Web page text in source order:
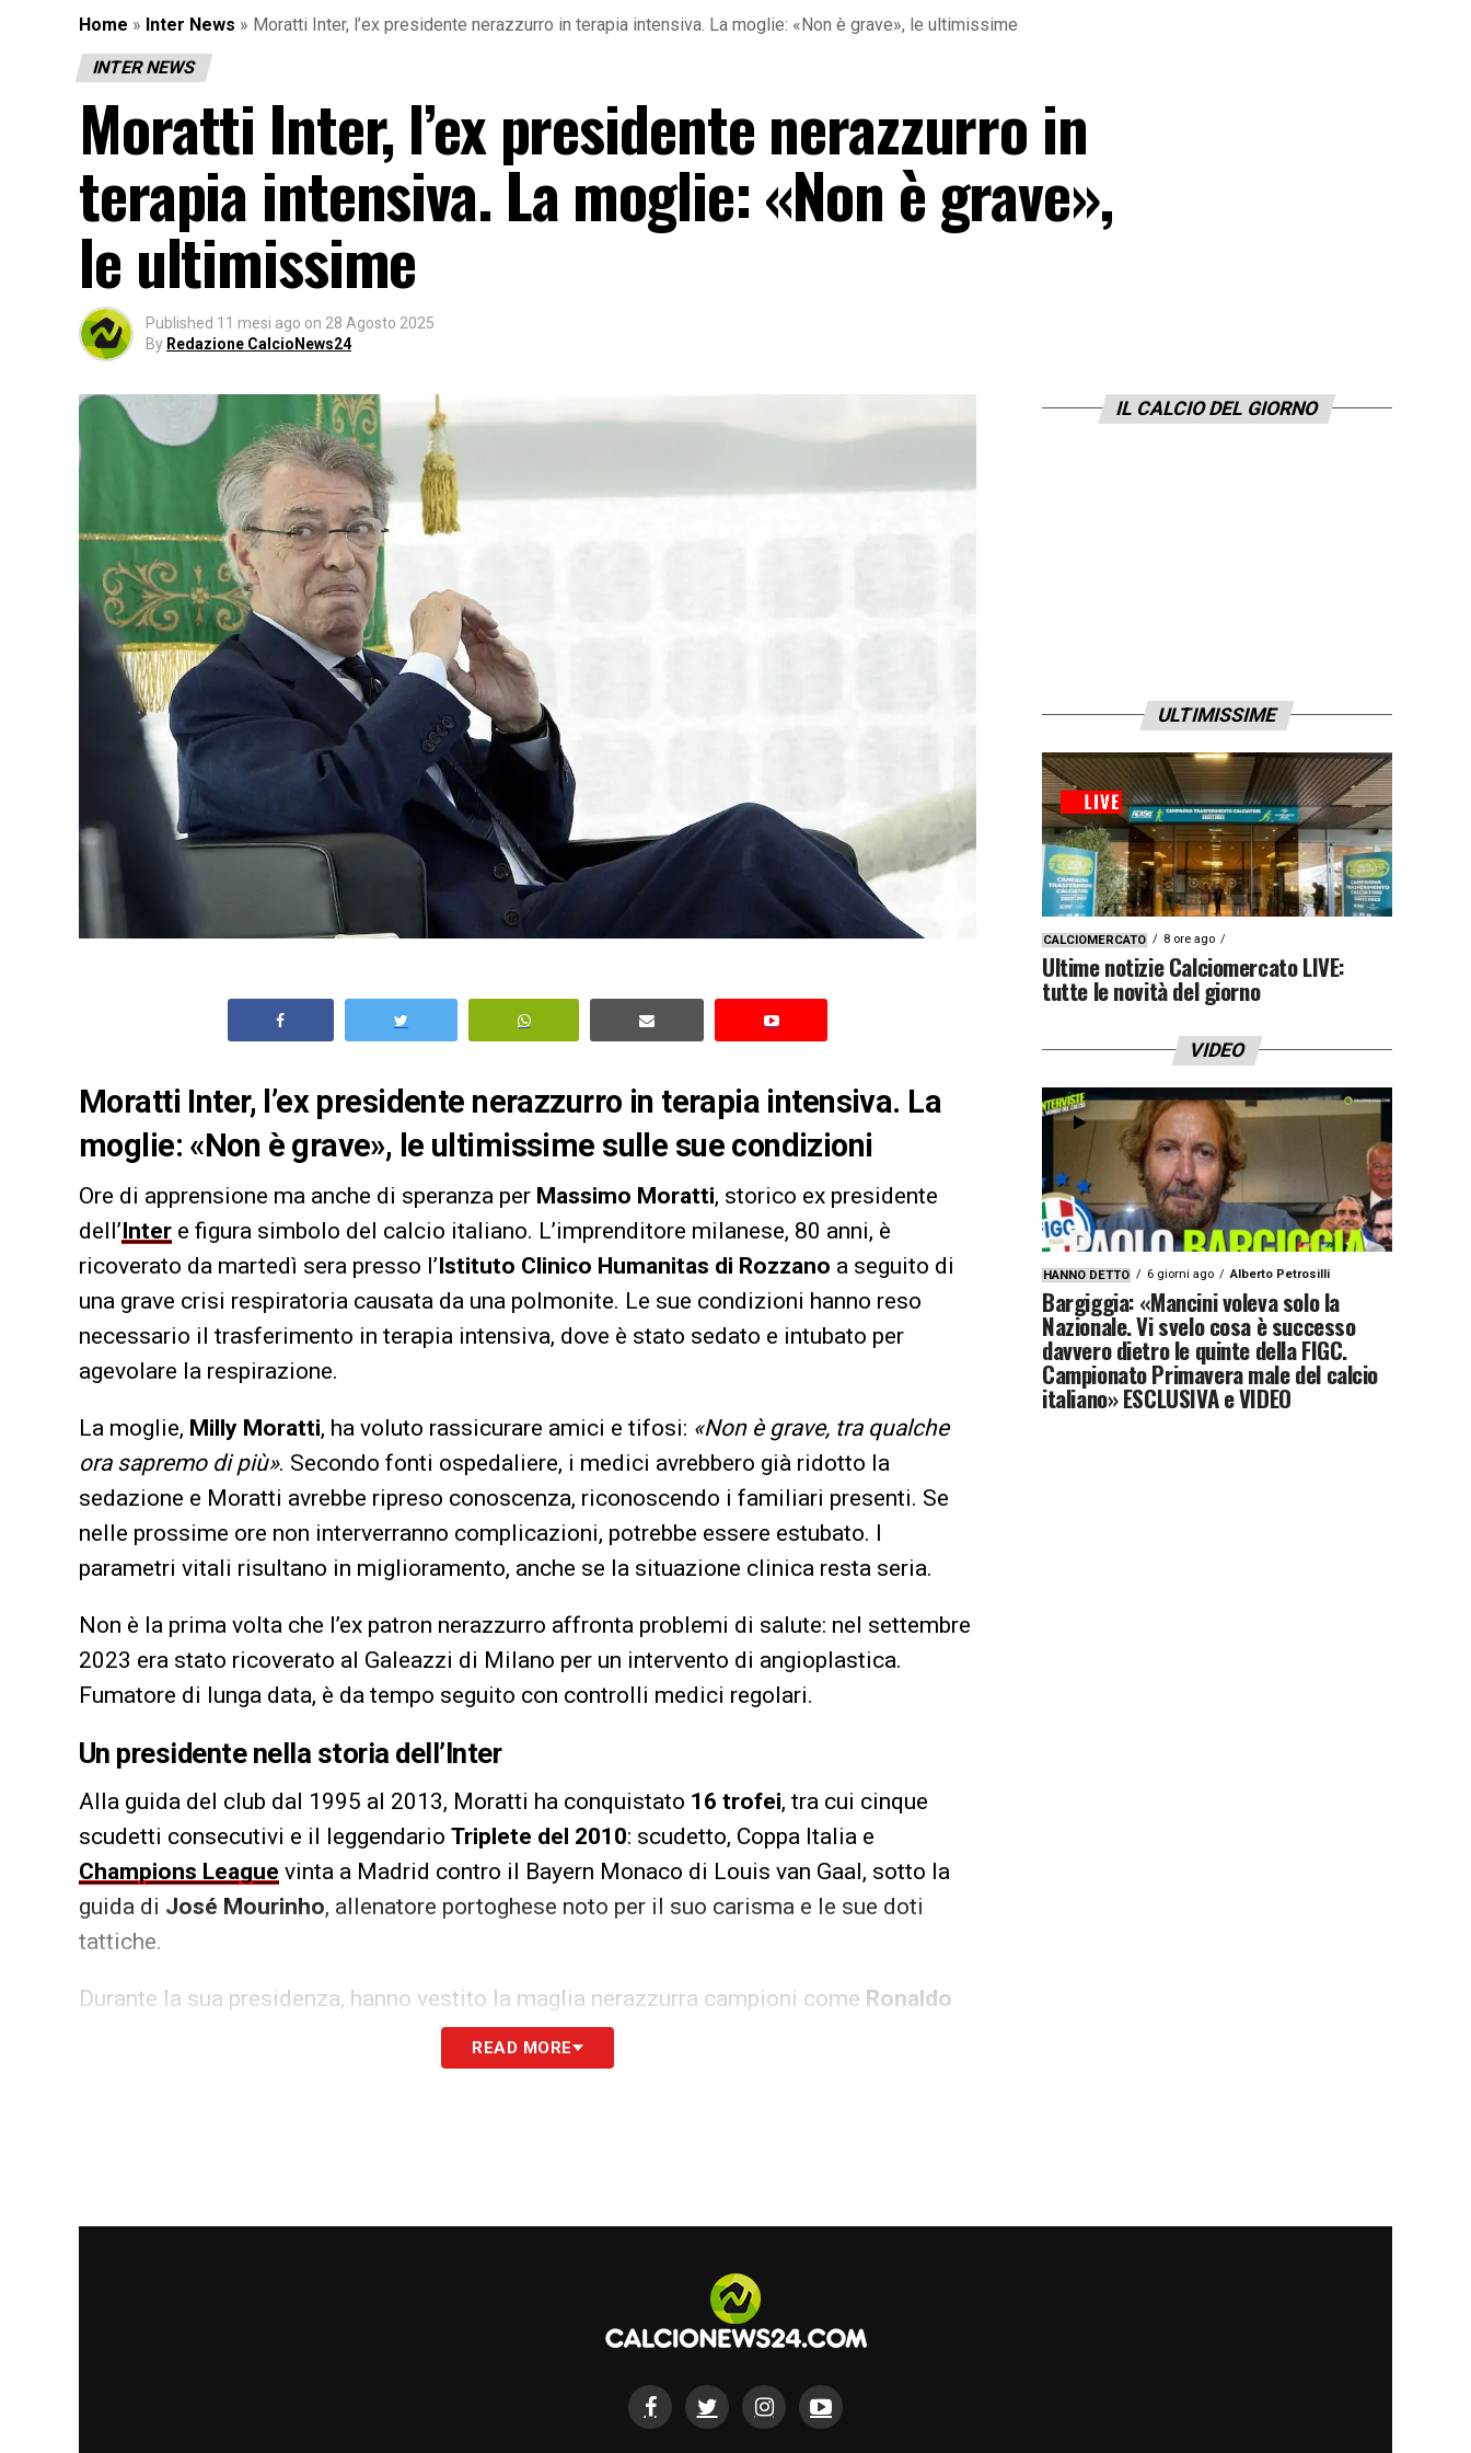
Home » Inter News » Moratti Inter, l’ex presidente nerazzurro in terapia intensiva. La moglie: «Non è grave», le ultimissime
INTER NEWS
Moratti Inter, l’ex presidente nerazzurro in
terapia intensiva. La moglie: «Non è grave»,
le ultimissime
Published 11 mesi ago on 28 Agosto 2025
By Redazione CalcioNews24
Moratti Inter, l’ex presidente nerazzurro in terapia intensiva. La
moglie: «Non è grave», le ultimissime sulle sue condizioni
Ore di apprensione ma anche di speranza per Massimo Moratti, storico ex presidente
dell’Inter e figura simbolo del calcio italiano. L’imprenditore milanese, 80 anni, è
ricoverato da martedì sera presso l’Istituto Clinico Humanitas di Rozzano a seguito di
una grave crisi respiratoria causata da una polmonite. Le sue condizioni hanno reso
necessario il trasferimento in terapia intensiva, dove è stato sedato e intubato per
agevolare la respirazione.
La moglie, Milly Moratti, ha voluto rassicurare amici e tifosi: «Non è grave, tra qualche
ora sapremo di più». Secondo fonti ospedaliere, i medici avrebbero già ridotto la
sedazione e Moratti avrebbe ripreso conoscenza, riconoscendo i familiari presenti. Se
nelle prossime ore non interverranno complicazioni, potrebbe essere estubato. I
parametri vitali risultano in miglioramento, anche se la situazione clinica resta seria.
Non è la prima volta che l’ex patron nerazzurro affronta problemi di salute: nel settembre
2023 era stato ricoverato al Galeazzi di Milano per un intervento di angioplastica.
Fumatore di lunga data, è da tempo seguito con controlli medici regolari.
Un presidente nella storia dell’Inter
Alla guida del club dal 1995 al 2013, Moratti ha conquistato 16 trofei, tra cui cinque
scudetti consecutivi e il leggendario Triplete del 2010: scudetto, Coppa Italia e
Champions League vinta a Madrid contro il Bayern Monaco di Louis van Gaal, sotto la
guida di José Mourinho, allenatore portoghese noto per il suo carisma e le sue doti
tattiche.
Durante la sua presidenza, hanno vestito la maglia nerazzurra campioni come Ronaldo
, attaccante brasiliano due volte Pallone d’Oro;
Andrea Pirlo, regista di classe e visione di gioco.
persa dall’Inter contro il Paris Saint-Germain, evitando la trasferta a Monaco di Baviera.
La comunità sportiva e i tifosi restano in attesa di aggiornamenti ufficiali, con un
sentimento condiviso di vicinanza e affetto verso uno dei presidenti più amati della
READ MORE
IL CALCIO DEL GIORNO
ULTIMISSIME
CALCIOMERCATO 8 ore ago
Ultime notizie Calciomercato LIVE:
tutte le novità del giorno
VIDEO
HANNO DETTO 6 giorni ago Alberto Petrosilli
Bargiggia: «Mancini voleva solo la
Nazionale. Vi svelo cosa è successo
davvero dietro le quinte della FIGC.
Campionato Primavera male del calcio
italiano» ESCLUSIVA e VIDEO